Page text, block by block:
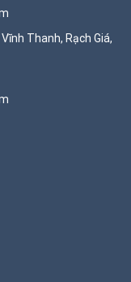
Thanh, Rạch Giá,